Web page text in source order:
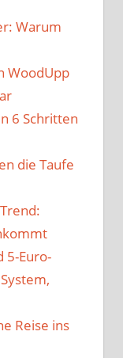
Warum
WoodUpp
6 Schritten
die Taufe
5-Euro-
Reise ins